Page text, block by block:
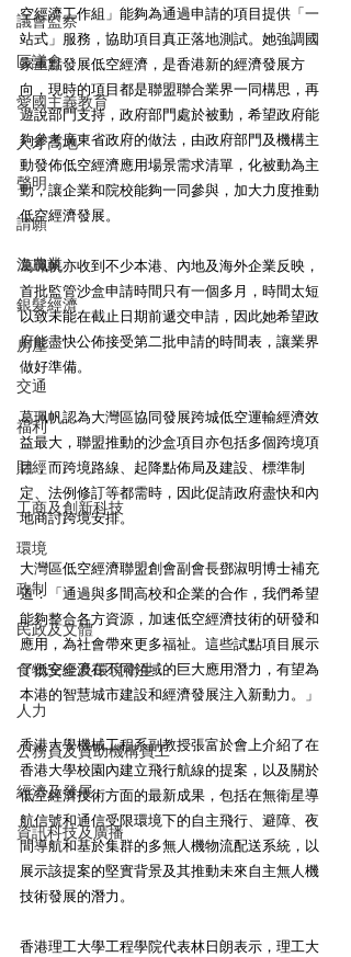
議會監察
區議會
愛國主義教育
人才高地
聲明
請願
漁農業
銀髮經濟
房屋
交通
福利
財經
工商及創新科技
環境
政制
民政及文體
食物安全及環境衛生
人力
公務員及資助機構員工
經濟及發展
資訊科技及廣播
空經濟工作組」能夠為通過申請的項目提供「一
站式」服務，協助項目真正落地測試。她強調國
家重點發展低空經濟，是香港新的經濟發展方
向，現時的項目都是聯盟聯合業界一同構思，再
遊說部門支持，政府部門處於被動，希望政府能
夠參考廣東省政府的做法，由政府部門及機構主
動發佈低空經濟應用場景需求清單，化被動為主
動，讓企業和院校能夠一同參與，加大力度推動
低空經濟發展。
葛珮帆亦收到不少本港、內地及海外企業反映，
首批監管沙盒申請時間只有一個多月，時間太短
以致未能在截止日期前遞交申請，因此她希望政
府能盡快公佈接受第二批申請的時間表，讓業界
做好準備。
葛珮帆認為大灣區協同發展跨城低空運輸經濟效
益最大，聯盟推動的沙盒項目亦包括多個跨境項
目，而跨境路線、起降點佈局及建設、標準制
定、法例修訂等都需時，因此促請政府盡快和內
地商討跨境安排。
大灣區低空經濟聯盟創會副會長鄧淑明博士補充
道：「通過與多間高校和企業的合作，我們希望
能夠整合各方資源，加速低空經濟技術的研發和
應用，為社會帶來更多福祉。這些試點項目展示
了低空經濟在不同領域的巨大應用潛力，有望為
本港的智慧城市建設和經濟發展注入新動力。」
香港大學機械工程系副教授張富於會上介紹了在
香港大學校園內建立飛行航線的提案，以及關於
低空經濟技術方面的最新成果，包括在無衛星導
航信號和通信受限環境下的自主飛行、避障、夜
間導航和基於集群的多無人機物流配送系統，以
展示該提案的堅實背景及其推動未來自主無人機
技術發展的潛力。
香港理工大學工程學院代表林日朗表示，理工大